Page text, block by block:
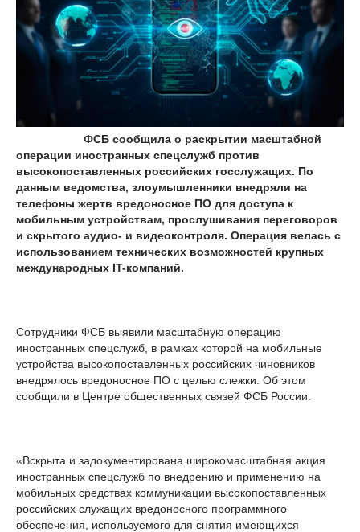
ФСБ сообщила о раскрытии масштабной
операции иностранных спецслужб против
высокопоставленных российских госслужащих. По
данным ведомства, злоумышленники внедряли на
телефоны жертв вредоносное ПО для доступа к
мобильным устройствам, прослушивания переговоров
и скрытого аудио- и видеоконтроля. Операция велась с
использованием технических возможностей крупных
международных IT-компаний.
Сотрудники ФСБ выявили масштабную операцию
иностранных спецслужб, в рамках которой на мобильные
устройства высокопоставленных российских чиновников
внедрялось вредоносное ПО с целью слежки. Об этом
сообщили в Центре общественных связей ФСБ России.
«Вскрыта и задокументирована широкомасштабная акция
иностранных спецслужб по внедрению и применению на
мобильных средствах коммуникации высокопоставленных
российских служащих вредоносного программного
обеспечения, используемого для снятия имеющихся